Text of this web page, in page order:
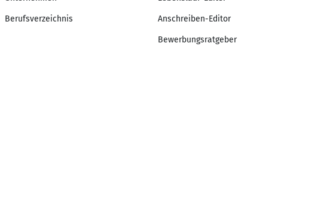
Berufsverzeichnis Anschreiben-Editor
Bewerbungsratgeber